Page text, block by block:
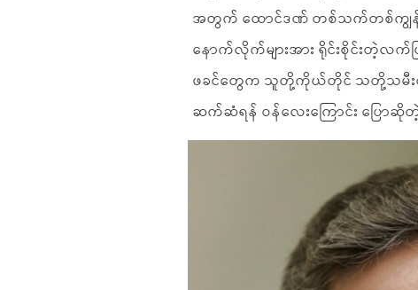
အတွက် ထောင်ဒဏ် တစ်သက်တစ်ကျွန်
နောက်လိုက်များအား ရိုင်းစိုင်းတဲ့လက်
ဖခင်တွေက သူတို့ကိုယ်တိုင် သတို့သမီးလ
ဆက်ဆံရန် ဝန်လေးကြောင်း ပြော